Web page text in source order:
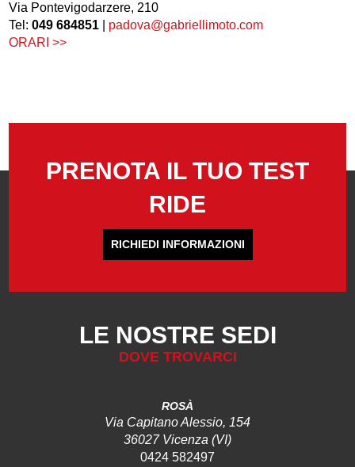
Via Pontevigodarzere, 210
Tel:049 684851
padova@gabriellimoto.com
ORARI >>
PRENOTA IL TUO TEST
RIDE
RICHIEDI INFORMAZIONI
LE NOSTRE SEDI
DOVE TROVARCI
ROSÀ
Via Capitano Alessio, 154
36027 Vicenza (VI)
0424 582497